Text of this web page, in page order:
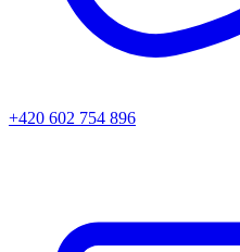
+420 602 754 896